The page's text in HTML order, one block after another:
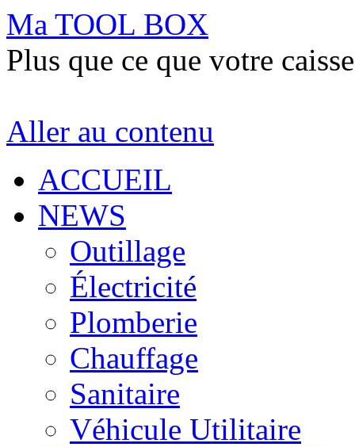
Ma TOOL BOX
Plus que ce que votre
Aller au contenu
ACCUEIL
NEWS
Outillage
Électricité
Plomberie
Chauffage
Sanitaire
Véhicule Utilitaire